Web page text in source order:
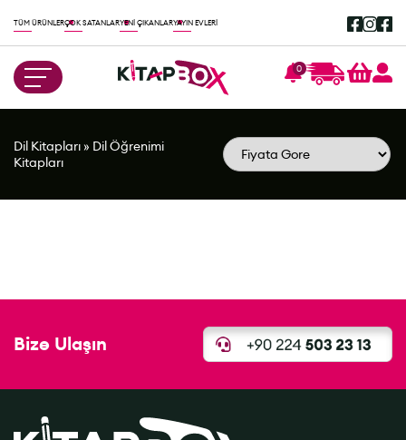
TÜM ÜRÜNLERÇOK SATANLARYENİ ÇIKANLARYAYIN EVLERİ
0
Dil Kitapları» Dil Öğrenimi
Kitapları
Bize Ulaşın